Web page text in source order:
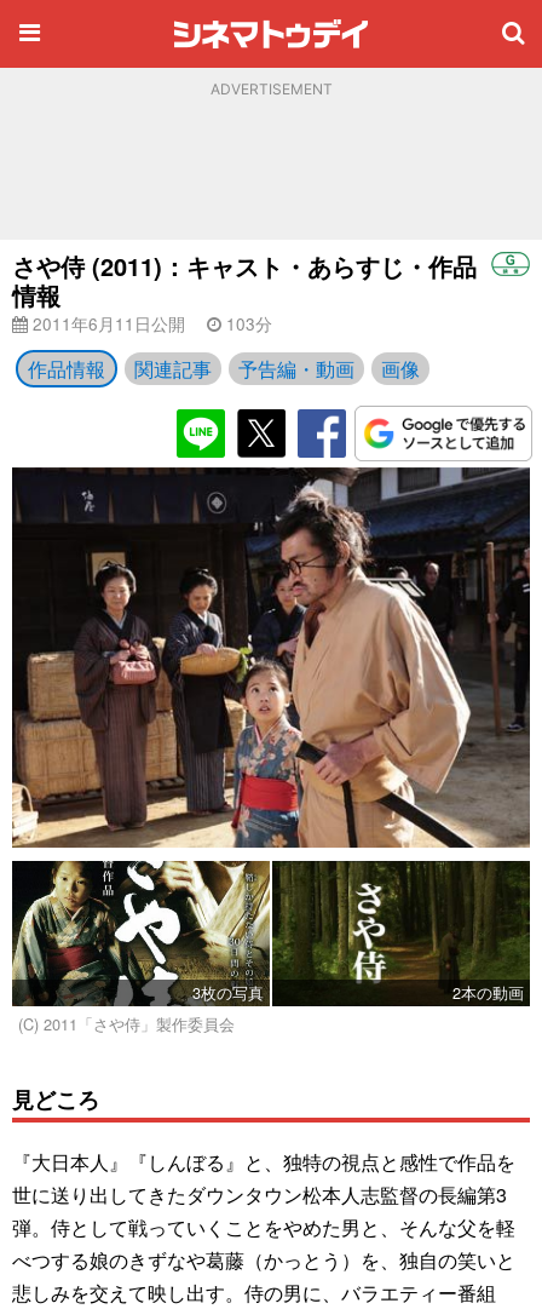
ADVERTISEMENT
さや侍 (2011)：キャスト・あらすじ・作品
情報
2011年6月11日公開 103分
作品情報 関連記事 予告編・動画 画像
3枚の写真
2本の動画
(C) 2011「さや侍」製作委員会
見どころ
『大日本人』『しんぼる』と、独特の視点と感性で作品を
世に送り出してきたダウンタウン松本人志監督の長編第3
弾。侍として戦っていくことをやめた男と、そんな父を軽
べつする娘のきずなや葛藤（かっとう）を、独自の笑いと
悲しみを交えて映し出す。侍の男に、バラエティー番組